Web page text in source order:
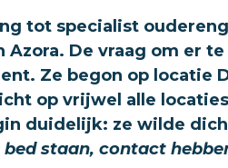
tot specialist
De vraag om er
Ze begon op locatie
op vrijwel alle locaties
duidelijk: ze wilde
staan, contact